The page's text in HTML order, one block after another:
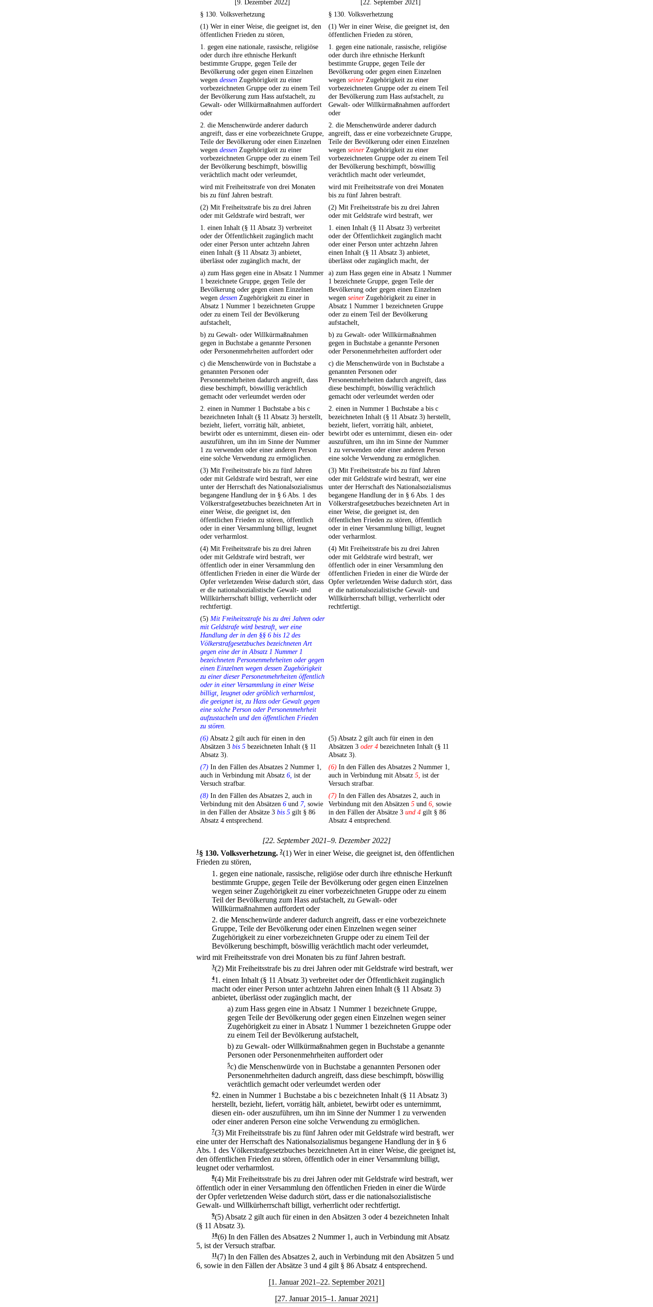
[9. Dezember 2022]
[22. September 2021]
§ 130. Volksverhetzung
§ 130. Volksverhetzung
(1) Wer in einer Weise, die geeignet ist, den
öffentlichen Frieden zu stören,
(1) Wer in einer Weise, die geeignet ist, den
öffentlichen Frieden zu stören,
1. gegen eine nationale, rassische, religiöse
oder durch ihre ethnische Herkunft
bestimmte Gruppe, gegen Teile der
Bevölkerung oder gegen einen Einzelnen
wegen dessen Zugehörigkeit zu einer
vorbezeichneten Gruppe oder zu einem Teil
der Bevölkerung zum Hass aufstachelt, zu
Gewalt- oder Willkürmaßnahmen auffordert
oder
1. gegen eine nationale, rassische, religiöse
oder durch ihre ethnische Herkunft
bestimmte Gruppe, gegen Teile der
Bevölkerung oder gegen einen Einzelnen
wegen seinerZugehörigkeit zu einer
vorbezeichneten Gruppe oder zu einem Teil
der Bevölkerung zum Hass aufstachelt, zu
Gewalt- oder Willkürmaßnahmen auffordert
oder
2. die Menschenwürde anderer dadurch
angreift, dass er eine vorbezeichnete Gruppe,
Teile der Bevölkerung oder einen Einzelnen
wegen dessen Zugehörigkeit zu einer
vorbezeichneten Gruppe oder zu einem Teil
der Bevölkerung beschimpft, böswillig
verächtlich macht oder verleumdet,
2. die Menschenwürde anderer dadurch
angreift, dass er eine vorbezeichnete Gruppe,
Teile der Bevölkerung oder einen Einzelnen
wegen seinerZugehörigkeit zu einer
vorbezeichneten Gruppe oder zu einem Teil
der Bevölkerung beschimpft, böswillig
verächtlich macht oder verleumdet,
wird mit Freiheitsstrafe von drei Monaten
bis zu fünf Jahren bestraft.
wird mit Freiheitsstrafe von drei Monaten
bis zu fünf Jahren bestraft.
(2) Mit Freiheitsstrafe bis zu drei Jahren
oder mit Geldstrafe wird bestraft, wer
(2) Mit Freiheitsstrafe bis zu drei Jahren
oder mit Geldstrafe wird bestraft, wer
1. einen Inhalt (§ 11 Absatz 3) verbreitet
oder der Öffentlichkeit zugänglich macht
oder einer Person unter achtzehn Jahren
einen Inhalt (§ 11 Absatz 3) anbietet,
überlässt oder zugänglich macht, der
1. einen Inhalt (§ 11 Absatz 3) verbreitet
oder der Öffentlichkeit zugänglich macht
oder einer Person unter achtzehn Jahren
einen Inhalt (§ 11 Absatz 3) anbietet,
überlässt oder zugänglich macht, der
a) zum Hass gegen eine in Absatz 1 Nummer
1 bezeichnete Gruppe, gegen Teile der
Bevölkerung oder gegen einen Einzelnen
wegen dessen Zugehörigkeit zu einer in
Absatz 1 Nummer 1 bezeichneten Gruppe
oder zu einem Teil der Bevölkerung
aufstachelt,
a) zum Hass gegen eine in Absatz 1 Nummer
1 bezeichnete Gruppe, gegen Teile der
Bevölkerung oder gegen einen Einzelnen
wegen seinerZugehörigkeit zu einer in
Absatz 1 Nummer 1 bezeichneten Gruppe
oder zu einem Teil der Bevölkerung
aufstachelt,
b) zu Gewalt- oder Willkürmaßnahmen
gegen in Buchstabe a genannte Personen
oder Personenmehrheiten auffordert oder
b) zu Gewalt- oder Willkürmaßnahmen
gegen in Buchstabe a genannte Personen
oder Personenmehrheiten auffordert oder
c) die Menschenwürde von in Buchstabe a
genannten Personen oder
Personenmehrheiten dadurch angreift, dass
diese beschimpft, böswillig verächtlich
gemacht oder verleumdet werden oder
c) die Menschenwürde von in Buchstabe a
genannten Personen oder
Personenmehrheiten dadurch angreift, dass
diese beschimpft, böswillig verächtlich
gemacht oder verleumdet werden oder
2. einen in Nummer 1 Buchstabe a bis c
bezeichneten Inhalt (§ 11 Absatz 3) herstellt,
bezieht, liefert, vorrätig hält, anbietet,
bewirbt oder es unternimmt, diesen ein- oder
auszuführen, um ihn im Sinne der Nummer
1 zu verwenden oder einer anderen Person
eine solche Verwendung zu ermöglichen.
2. einen in Nummer 1 Buchstabe a bis c
bezeichneten Inhalt (§ 11 Absatz 3) herstellt,
bezieht, liefert, vorrätig hält, anbietet,
bewirbt oder es unternimmt, diesen ein- oder
auszuführen, um ihn im Sinne der Nummer
1 zu verwenden oder einer anderen Person
eine solche Verwendung zu ermöglichen.
(3) Mit Freiheitsstrafe bis zu fünf Jahren
oder mit Geldstrafe wird bestraft, wer eine
unter der Herrschaft des Nationalsozialismus
begangene Handlung der in § 6 Abs. 1 des
Völkerstrafgesetzbuches bezeichneten Art in
einer Weise, die geeignet ist, den
öffentlichen Frieden zu stören, öffentlich
oder in einer Versammlung billigt, leugnet
oder verharmlost.
(3) Mit Freiheitsstrafe bis zu fünf Jahren
oder mit Geldstrafe wird bestraft, wer eine
unter der Herrschaft des Nationalsozialismus
begangene Handlung der in § 6 Abs. 1 des
Völkerstrafgesetzbuches bezeichneten Art in
einer Weise, die geeignet ist, den
öffentlichen Frieden zu stören, öffentlich
oder in einer Versammlung billigt, leugnet
oder verharmlost.
(4) Mit Freiheitsstrafe bis zu drei Jahren
oder mit Geldstrafe wird bestraft, wer
öffentlich oder in einer Versammlung den
öffentlichen Frieden in einer die Würde der
Opfer verletzenden Weise dadurch stört, dass
er die nationalsozialistische Gewalt- und
Willkürherrschaft billigt, verherrlicht oder
rechtfertigt.
(4) Mit Freiheitsstrafe bis zu drei Jahren
oder mit Geldstrafe wird bestraft, wer
öffentlich oder in einer Versammlung den
öffentlichen Frieden in einer die Würde der
Opfer verletzenden Weise dadurch stört, dass
er die nationalsozialistische Gewalt- und
Willkürherrschaft billigt, verherrlicht oder
rechtfertigt.
(5) Mit Freiheitsstrafe bis zu drei Jahren oder
mit Geldstrafe wird bestraft, wer eine
Handlung der in den §§ 6 bis 12 des
Völkerstrafgesetzbuches bezeichneten Art
gegen eine der in Absatz 1 Nummer 1
bezeichneten Personenmehrheiten oder gegen
einen Einzelnen wegen dessen Zugehörigkeit
zu einer dieser Personenmehrheiten öffentlich
oder in einer Versammlung in einer Weise
billigt, leugnet oder gröblich verharmlost,
die geeignet ist, zu Hass oder Gewalt gegen
eine solche Person oder Personenmehrheit
aufzustacheln und den öffentlichen Frieden
zu stören.
(6)Absatz 2 gilt auch für einen in den
Absätzen 3 bis 5 bezeichneten Inhalt (§ 11
Absatz 3).
(5) Absatz 2 gilt auch für einen in den
Absätzen 3 oder 4 bezeichneten Inhalt (§ 11
Absatz 3).
(7) In den Fällen des Absatzes 2 Nummer 1,
auch in Verbindung mit Absatz 6, ist der
Versuch strafbar.
(6) In den Fällen des Absatzes 2 Nummer 1,
auch in Verbindung mit Absatz 5, ist der
Versuch strafbar.
(8) In den Fällen des Absatzes 2, auch in
Verbindung mit den Absätzen 6 und 7, sowie
in den Fällen der Absätze 3 bis 5 gilt § 86
Absatz 4 entsprechend.
(7) In den Fällen des Absatzes 2, auch in
Verbindung mit den Absätzen 5 und 6, sowie
in den Fällen der Absätze 3 und 4 gilt § 86
Absatz 4 entsprechend.
[22. September 2021–9. Dezember 2022]
1§ 130. Volksverhetzung. 2(1) Wer in einer Weise, die geeignet ist, den öffentlichen
Frieden zu stören,
1. gegen eine nationale, rassische, religiöse oder durch ihre ethnische Herkunft
bestimmte Gruppe, gegen Teile der Bevölkerung oder gegen einen Einzelnen
wegen seiner Zugehörigkeit zu einer vorbezeichneten Gruppe oder zu einem
Teil der Bevölkerung zum Hass aufstachelt, zu Gewalt- oder
Willkürmaßnahmen auffordert oder
2. die Menschenwürde anderer dadurch angreift, dass er eine vorbezeichnete
Gruppe, Teile der Bevölkerung oder einen Einzelnen wegen seiner
Zugehörigkeit zu einer vorbezeichneten Gruppe oder zu einem Teil der
Bevölkerung beschimpft, böswillig verächtlich macht oder verleumdet,
wird mit Freiheitsstrafe von drei Monaten bis zu fünf Jahren bestraft.
3(2) Mit Freiheitsstrafe bis zu drei Jahren oder mit Geldstrafe wird bestraft, wer
41. einen Inhalt (§ 11 Absatz 3) verbreitet oder der Öffentlichkeit zugänglich
macht oder einer Person unter achtzehn Jahren einen Inhalt (§ 11 Absatz 3)
anbietet, überlässt oder zugänglich macht, der
a) zum Hass gegen eine in Absatz 1 Nummer 1 bezeichnete Gruppe,
gegen Teile der Bevölkerung oder gegen einen Einzelnen wegen seiner
Zugehörigkeit zu einer in Absatz 1 Nummer 1 bezeichneten Gruppe oder
zu einem Teil der Bevölkerung aufstachelt,
b) zu Gewalt- oder Willkürmaßnahmen gegen in Buchstabe a genannte
Personen oder Personenmehrheiten auffordert oder
5c) die Menschenwürde von in Buchstabe a genannten Personen oder
Personenmehrheiten dadurch angreift, dass diese beschimpft, böswillig
verächtlich gemacht oder verleumdet werden oder
62. einen in Nummer 1 Buchstabe a bis c bezeichneten Inhalt (§ 11 Absatz 3)
herstellt, bezieht, liefert, vorrätig hält, anbietet, bewirbt oder es unternimmt,
diesen ein- oder auszuführen, um ihn im Sinne der Nummer 1 zu verwenden
oder einer anderen Person eine solche Verwendung zu ermöglichen.
7(3) Mit Freiheitsstrafe bis zu fünf Jahren oder mit Geldstrafe wird bestraft, wer
eine unter der Herrschaft des Nationalsozialismus begangene Handlung der in § 6
Abs. 1 des Völkerstrafgesetzbuches bezeichneten Art in einer Weise, die geeignet ist,
den öffentlichen Frieden zu stören, öffentlich oder in einer Versammlung billigt,
leugnet oder verharmlost.
8(4) Mit Freiheitsstrafe bis zu drei Jahren oder mit Geldstrafe wird bestraft, wer
öffentlich oder in einer Versammlung den öffentlichen Frieden in einer die Würde
der Opfer verletzenden Weise dadurch stört, dass er die nationalsozialistische
Gewalt- und Willkürherrschaft billigt, verherrlicht oder rechtfertigt.
9(5) Absatz 2 gilt auch für einen in den Absätzen 3 oder 4 bezeichneten Inhalt
(§ 11 Absatz 3).
10(6) In den Fällen des Absatzes 2 Nummer 1, auch in Verbindung mit Absatz
5, ist der Versuch strafbar.
11 (7) In den Fällen des Absatzes 2, auch in Verbindung mit den Absätzen 5 und
6, sowie in den Fällen der Absätze 3 und 4 gilt § 86 Absatz 4 entsprechend.
[1. Januar 2021–22. September 2021]
[27. Januar 2015–1. Januar 2021]